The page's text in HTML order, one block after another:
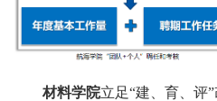
材料学院立足“建、育、评